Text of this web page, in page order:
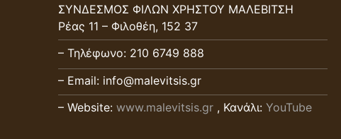
ΣΥΝΔΕΣΜΟΣ ΦΙΛΩΝ ΧΡΗΣΤΟΥ ΜΑΛΕΒΙΤΣΗ
Ρέας 11 – Φιλοθέη, 152 37
– Τηλέφωνο: 210 6749 888
– Email: info@malevitsis.gr
– Website: www.malevitsis.gr , Κανάλι: YouTube